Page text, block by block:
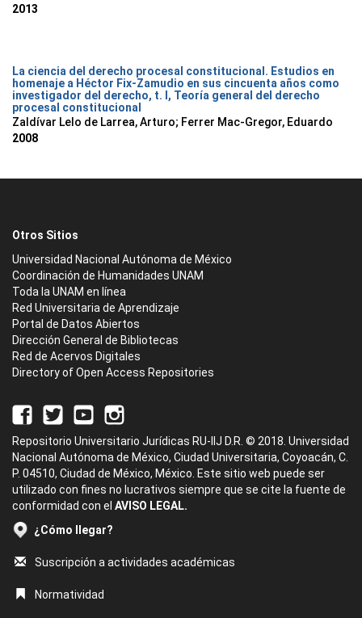
2013
La ciencia del derecho procesal constitucional. Estudios en
homenaje a Héctor Fix-Zamudio en sus cincuenta años como
investigador del derecho, t. I, Teoría general del derecho
procesal constitucional
Zaldívar Lelo de Larrea, Arturo; Ferrer Mac-Gregor, Eduardo
2008
Otros Sitios
Universidad Nacional Autónoma de México
Coordinación de Humanidades UNAM
Toda la UNAM en línea
Red Universitaria de Aprendizaje
Portal de Datos Abiertos
Dirección General de Bibliotecas
Red de Acervos Digitales
Directory of Open Access Repositories
Repositorio Universitario Jurídicas RU-IIJ D.R. © 2018. Universidad
Nacional Autónoma de México, Ciudad Universitaria, Coyoacán, C.
P. 04510, Ciudad de México, México. Este sitio web puede ser
utilizado con fines no lucrativos siempre que se cite la fuente de
conformidad con el AVISO LEGAL.
¿Cómo llegar?
Suscripción a actividades académicas
Normatividad